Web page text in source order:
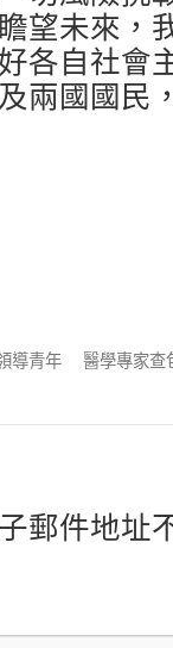
望未來，
各自社會
兩國國民
導青年
醫學專家查
郵件地址